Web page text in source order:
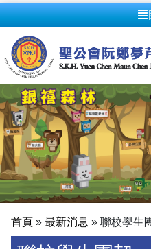
首頁 » 最新消息 » 聯校學生